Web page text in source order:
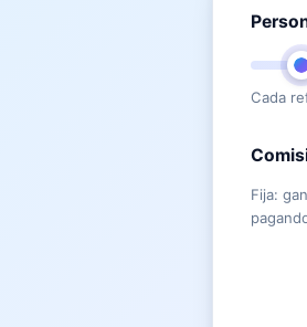
Cada
Fija: